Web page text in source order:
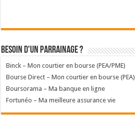
Besoin d'un parrainage ?
Binck – Mon courtier en bourse (PEA/PME)
Bourse Direct – Mon courtier en bourse (PEA)
Boursorama – Ma banque en ligne
Fortunéo – Ma meilleure assurance vie